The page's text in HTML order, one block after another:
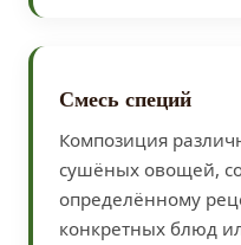
Смесь специй
Композиция
сушёных овощей,
определённому
конкретных блюд